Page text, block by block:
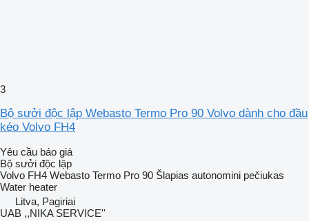
3
Bộ sưởi độc lập Webasto Termo Pro 90 Volvo dành cho đầu
kéo Volvo FH4
Yêu cầu báo giá
Bộ sưởi độc lập
Volvo FH4 Webasto Termo Pro 90 Šlapias autonomini pečiukas
Water heater
Litva, Pagiriai
UAB ,,NIKA SERVICE''